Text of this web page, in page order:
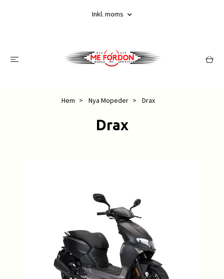
Inkl. moms
Hem Nya Mopeder Drax
Drax